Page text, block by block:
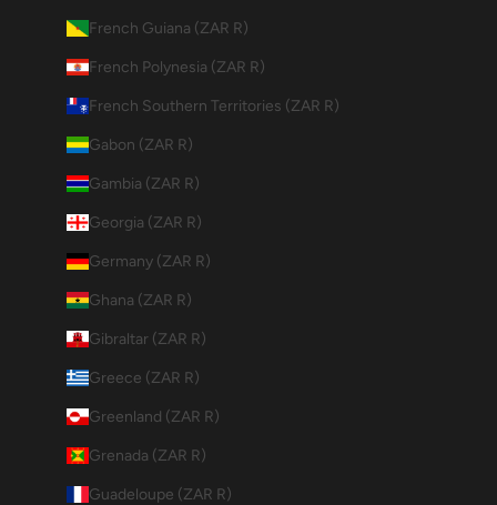
French Guiana (ZAR R)
French Polynesia (ZAR R)
French Southern Territories (ZAR R)
Gabon (ZAR R)
Gambia (ZAR R)
Georgia (ZAR R)
Germany (ZAR R)
Ghana (ZAR R)
Gibraltar (ZAR R)
Greece (ZAR R)
Greenland (ZAR R)
Grenada (ZAR R)
Guadeloupe (ZAR R)